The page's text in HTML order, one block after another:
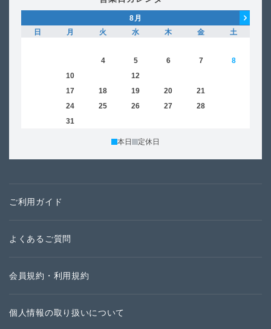
8月
日
月 火 水 木 金
土
4 5 6 7
8
10 12
17 18 19 20 21
24 25 26 27 28
31
本日 定休日
ご利用ガイド
よくあるご質問
会員規約・利用規約
個人情報の取り扱いについて